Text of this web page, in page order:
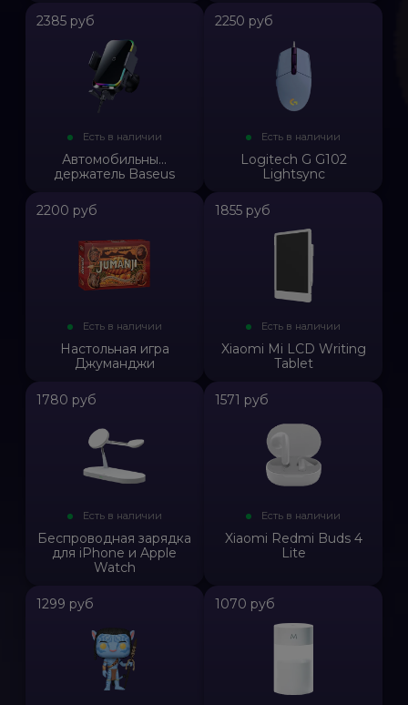
2385 руб
Есть в наличии
Автомобильны...
держатель Baseus
2250 руб
Есть в наличии
Logitech G G102
Lightsync
2200 руб
Есть в наличии
Настольная игра
Джуманджи
1855 руб
Есть в наличии
Xiaomi Mi LCD Writing
Tablet
1780 руб
Есть в наличии
Беспроводная зарядка
для iPhone и Apple
Watch
1571 руб
Есть в наличии
Xiaomi Redmi Buds 4
Lite
1299 руб 1070 руб